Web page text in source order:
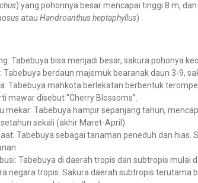
) yang pohonnya besar mencapai tinggi 8 m,
atau Handroanthus heptaphyllus) .
Tabebuya bisa menjadi besar, sakura pohonya
Tabebuya berdaun majemuk bearanak daun 3-9,
Tabebuya mahkota berlekatan berbentuk
mawar disebut “Cherry Blossoms”.
mekar: Tabebuya hampir sepanjang tahun,
sekali (akhir Maret-April).
Tabebuya sebagai tanaman peneduh dan hias.
Tabebuya di daerah tropis dan subtropis mulai
negara tropis. Sakura daerah subtropis terutama